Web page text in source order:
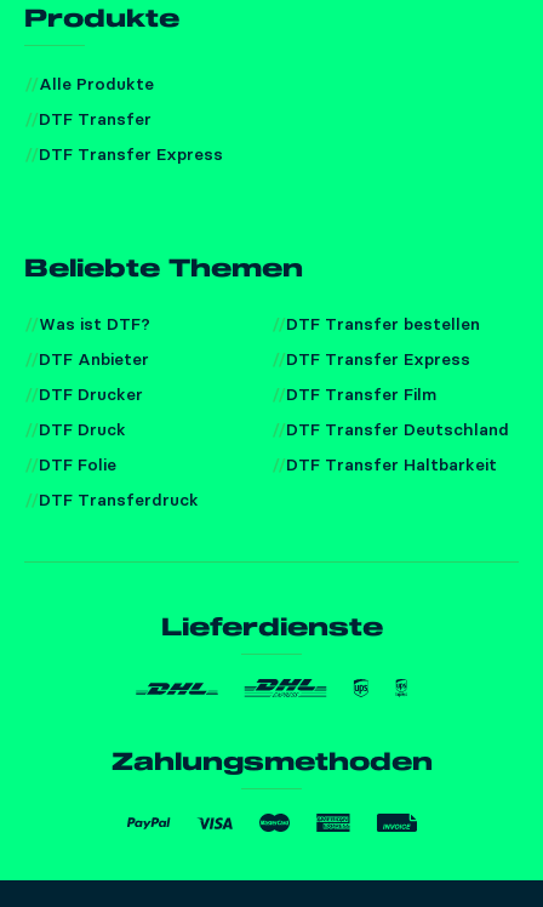
Produkte
Alle Produkte
DTF Transfer
DTF Transfer Express
Beliebte Themen
Was ist DTF?
DTF Anbieter
DTF Drucker
DTF Druck
DTF Folie
DTF Transferdruck
DTF Transfer bestellen
DTF Transfer Express
DTF Transfer Film
DTF Transfer Deutschland
DTF Transfer Haltbarkeit
Lieferdienste
Zahlungsmethoden